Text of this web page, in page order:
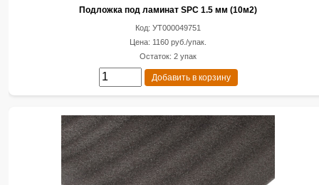
Подложка под ламинат SPC 1.5 мм (10м2)
Код: УТ000049751
Цена: 1160 руб./упак.
Остаток: 2 упак
Добавить в корзину